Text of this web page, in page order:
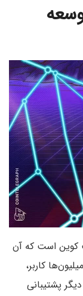
کوین است که آن
کاربر،
پشتیبانی